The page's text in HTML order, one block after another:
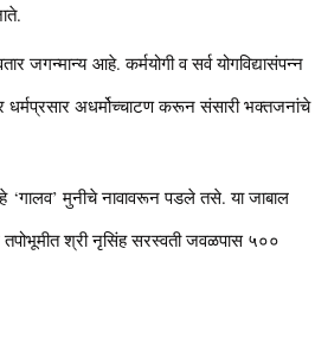
जगन्मान्य आहे. कर्मयोगी व सर्व योगविद्यासंपन्न
धर्मप्रसार अधर्मोच्चाटण करून संसारी भक्तजनांचे
मुनीचे नावावरून पडले तसे. या जाबाल
श्री नृसिंह सरस्वती जवळपास ५००